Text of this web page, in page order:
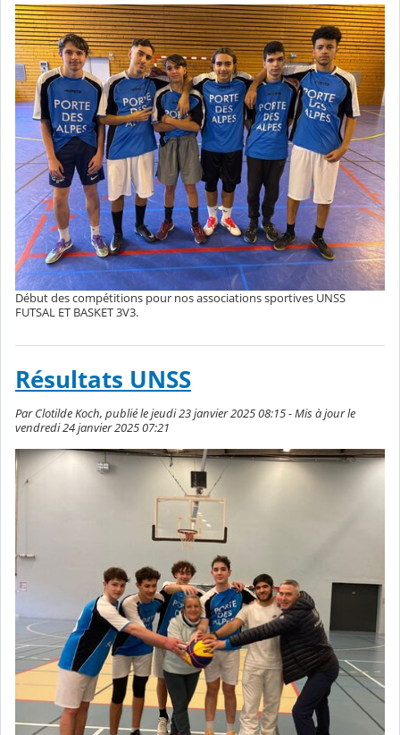
Début des compétitions pour nos associations sportives UNSS
FUTSAL ET BASKET 3V3.
Résultats UNSS
Par Clotilde Koch, publié le jeudi 23 janvier 2025 08:15 - Mis à jour le
vendredi 24 janvier 2025 07:21